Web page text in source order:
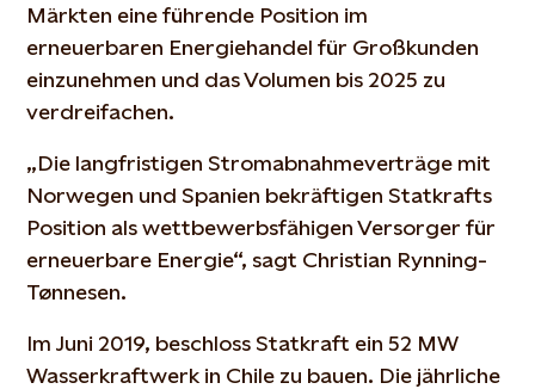
Märkten eine führende Position im
erneuerbaren Energiehandel für Großkunden
einzunehmen und das Volumen bis 2025 zu
verdreifachen.
„Die langfristigen Stromabnahmeverträge mit
Norwegen und Spanien bekräftigen Statkrafts
Position als wettbewerbsfähigen Versorger für
erneuerbare Energie“, sagt Christian Rynning-
Tønnesen.
Im Juni 2019, beschloss Statkraft ein 52 MW
Wasserkraftwerk in Chile zu bauen. Die jährliche